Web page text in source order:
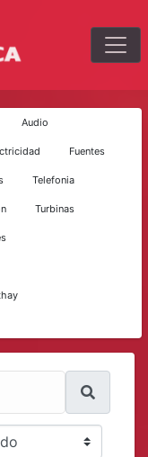
Audio
Fuentes
Telefonia
Turbinas